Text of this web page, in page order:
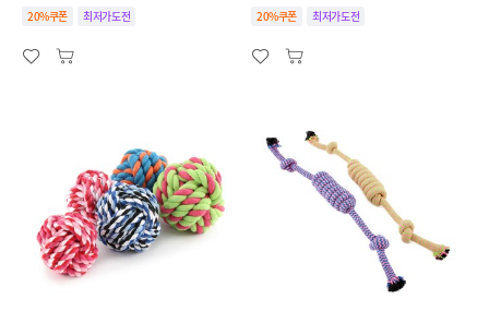
20%쿠폰 최저가도전 20%쿠폰 최저가도전